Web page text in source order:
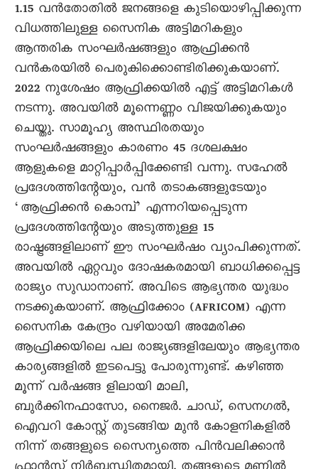
1.15 വൻതോതിൽ ജനങ്ങളെ കുടിയൊഴിപ്പിക്കുന്ന
വിധത്തിലുള്ള സൈനിക അട്ടിമറികളും
ആന്തരിക സംഘർഷങ്ങളും ആഫ്രിക്കൻ
വൻകരയിൽ പെരുകിക്കൊണ്ടിരിക്കുകയാണ്.
2022 നുശേഷം ആഫ്രിക്കയിൽ എട്ട് അട്ടിമറികൾ
നടന്നു. അവയിൽ മൂന്നെണ്ണം വിജയിക്കുകയും
ചെയ്തു. സാമൂഹ്യ അസ്ഥിരതയും
സംഘർഷങ്ങളും കാരണം 45 ദശലക്ഷം
ആളുകളെ മാറ്റിപ്പാർപ്പിക്കേണ്ടി വന്നു. സഹേൽ
പ്രദേശത്തിന്റേയും, വൻ തടാകങ്ങളുടേയും
‘ആഫ്രിക്കൻ കൊമ്പ്’ എന്നറിയപ്പെടുന്ന
പ്രദേശത്തിന്റേയും അടുത്തുള്ള 15
രാഷ്ട്രങ്ങളിലാണ് ഈ സംഘർഷം വ്യാപിക്കുന്നത്.
അവയിൽ ഏറ്റവും ദോഷകരമായി ബാധിക്കപ്പെട്ട
രാജ്യം സുഡാനാണ്. അവിടെ ആഭ്യന്തര യുദ്ധം
നടക്കുകയാണ്. ആഫ്രിക്കോം (AFRICOM) എന്ന
സൈനിക കേന്ദ്രം വഴിയായി അമേരിക്ക
ആഫ്രിക്കയിലെ പല രാജ്യങ്ങളിലേയും ആഭ്യന്തര
കാര്യങ്ങളിൽ ഇടപെട്ടു പാേരുന്നുണ്ട്. കഴിഞ്ഞ
മൂന്ന് വർഷങ്ങ ളിലായി മാലി,
ബുർക്കിനഫാസോ, നൈജർ. ചാഡ്, സെനഗൽ,
ഐവറി കോസ്റ്റ് തുടങ്ങിയ മുൻ കോളനികളിൽ
നിന്ന് തങ്ങളുടെ സെെന്യത്തെ പിൻവലിക്കാൻ